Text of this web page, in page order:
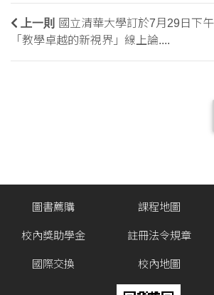
上一則
國立清華大學訂於7月29日下
「教學卓越的新視界」線上論....
圖書薦購
校內獎助學金
國際交換
課程地圖
註冊法令規章
校內地圖